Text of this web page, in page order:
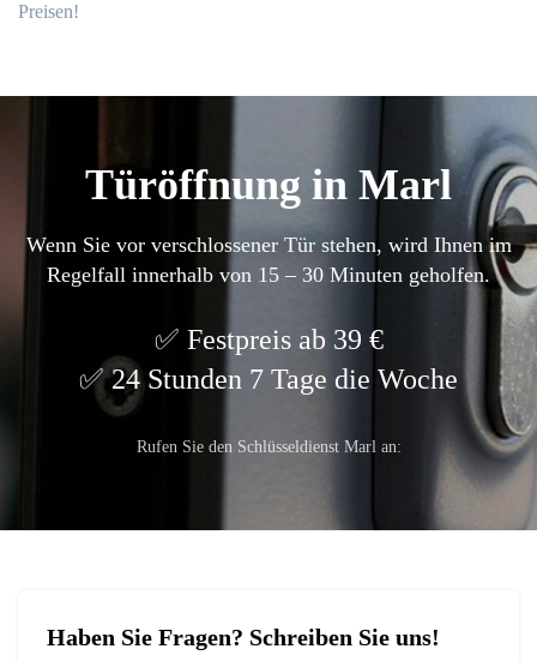
Preisen!​
Türöffnung in Marl
Wenn Sie vor verschlossener Tür stehen, wird Ihnen im
Regelfall innerhalb von 15 – 30 Minuten geholfen.
Festpreis ab 39 €
24 Stunden 7 Tage die Woche
Rufen Sie den Schlüsseldienst Marl an:
Haben Sie Fragen? Schreiben Sie uns!